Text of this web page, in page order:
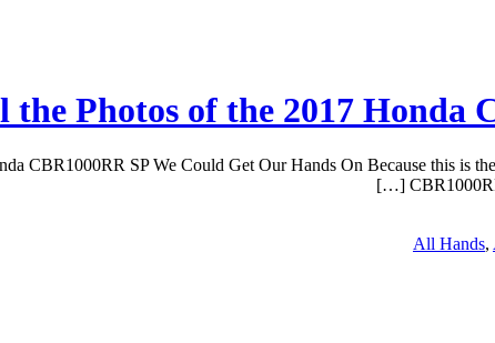
the Photos of the 2017 Honda
CBR1000RR SP We Could Get Our Hands On Because this is
All Hands,